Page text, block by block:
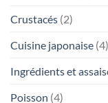
Crustacés (2)
Cuisine japonaise (4)
Ingrédients et
Poisson (4)